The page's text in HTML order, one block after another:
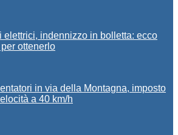
elettrici, indennizzo in bolletta: ecco
ottenerlo
in via della Montagna, imposto
a 40 km/h